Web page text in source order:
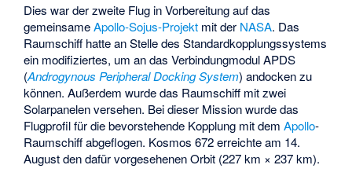
Dies war der zweite Flug in Vorbereitung auf das
gemeinsameApollo-Sojus-Projekt mit der NASA. Das
Raumschiff hatte an Stelle des Standardkopplungssystems
ein modifiziertes, um an das Verbindungmodul APDS
(Androgynous Peripheral Docking System) andocken zu
können. Außerdem wurde das Raumschiff mit zwei
Solarpanelen versehen. Bei dieser Mission wurde das
Flugprofil für die bevorstehende Kopplung mit demApollo-
Raumschiff abgeflogen. Kosmos 672 erreichte am 14.
August den dafür vorgesehenen Orbit (227 km × 237 km).